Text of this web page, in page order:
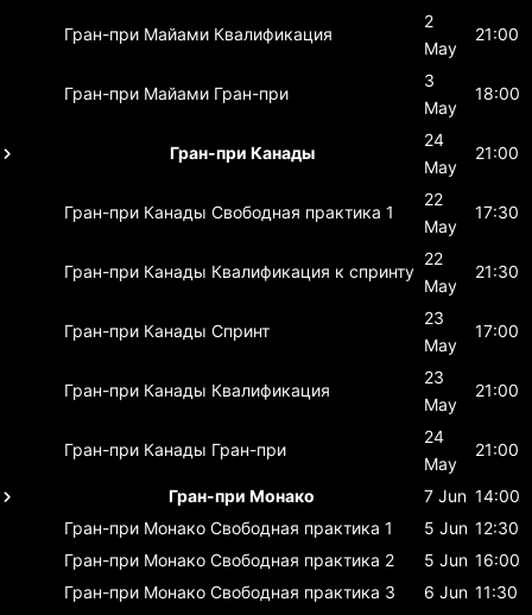
Гран-при Майами Квалификация
2
May
21:00
Гран-при Майами Гран-при
3
May
18:00
Гран-при Канады
24
May
21:00
Гран-при Канады Свободная практика 1
22
May
17:30
Гран-при Канады Квалификация к спринту
22
May
21:30
Гран-при Канады Спринт
23
May
17:00
Гран-при Канады Квалификация
23
May
21:00
Гран-при Канады Гран-при
24
May
21:00
Гран-при Монако 7 Jun 14:00
Гран-при Монако Свободная практика 1 5 Jun 12:30
Гран-при Монако Свободная практика 2 5 Jun 16:00
Гран-при Монако Свободная практика 3 6 Jun 11:30